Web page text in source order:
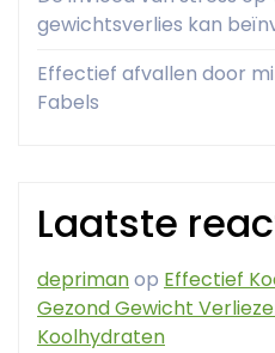
gewichtsverlies kan
Effectief afvallen door
Fabels
Laatste
deprimanop Effectief
Gezond Gewicht
Koolhydraten